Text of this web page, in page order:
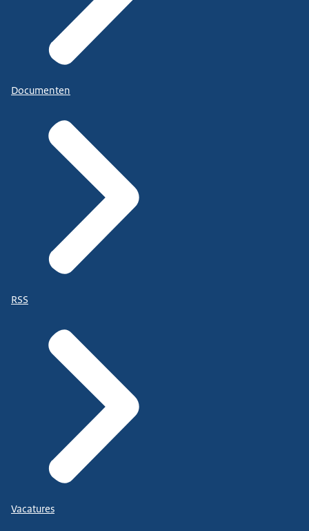
Documenten
RSS
Vacatures